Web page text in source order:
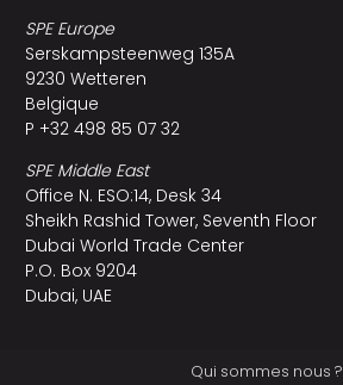
SPE Europe
Serskampsteenweg 135A
9230 Wetteren
Belgique
P +32 498 85 07 32
SPE Middle East
Office N. ESO:14, Desk 34
Sheikh Rashid Tower, Seventh Floor
Dubai World Trade Center
P.O. Box 9204
Dubai, UAE
Qui sommes nous ?